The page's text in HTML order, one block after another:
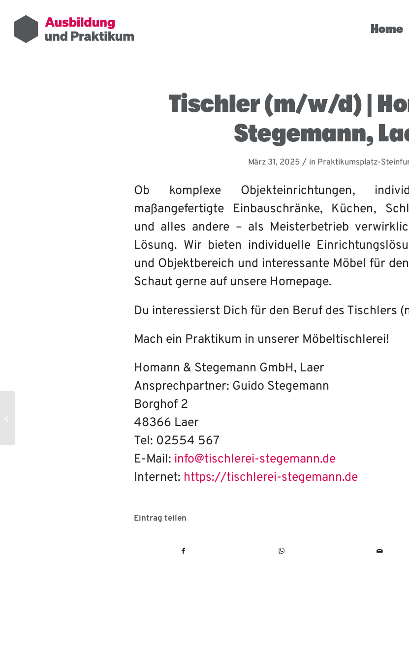
Home
Tischler (m/w/d) |
Stegemann,
März 31, 2025 / in Praktikumsplatz-
Ob komplexe Objekteinrichtungen,
maßangefertigte Einbauschränke, Küchen,
und alles andere – als Meisterbetrieb
Lösung. Wir bieten individuelle
und Objektbereich und interessante Möbel für
Schaut gerne auf unsere Homepage.
Du interessierst Dich für den Beruf des Tischlers
Mach ein Praktikum in unserer Möbeltischlerei!
Homann & Stegemann GmbH, Laer
Ansprechpartner: Guido Stegemann
Borghof 2
48366 Laer
Tel: 02554 567
E-Mail: info@tischlerei-stegemann.de
Internet: https://tischlerei-stegemann.de
Eintrag teilen